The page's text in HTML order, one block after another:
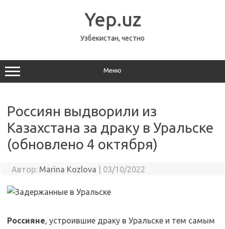
Yep.uz
Узбекистан, честно
Меню
Россиян выдворили из
Казахстана за драку в Уральске
(обновлено 4 октября)
Автор: Marina Kozlova 03/10/2022
Россияне, устроившие драку в Уральске и тем самым